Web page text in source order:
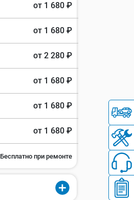
от 1 680 ₽
от 1 680 ₽
от 2 280 ₽
от 1 680 ₽
от 1 680 ₽
от 1 680 ₽
Бесплатно при ремонте